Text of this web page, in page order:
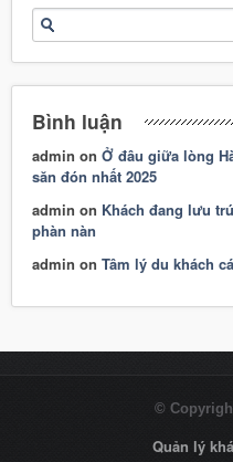
Bình luận
admin onỞ đâu giữa lòng
săn đón nhất 2025
admin on Khách đang lưu
phàn nàn
admin onTâm lý du khách
©
Quản lý